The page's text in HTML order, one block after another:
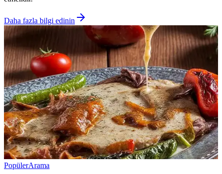
Daha fazla bilgi edinin
PopülerArama